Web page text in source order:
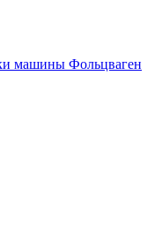
машины Фольцваген